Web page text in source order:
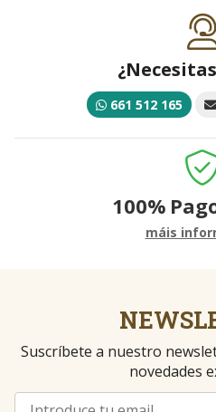
661 512 165
100%
máis
Suscríbete a nuestro
novedades